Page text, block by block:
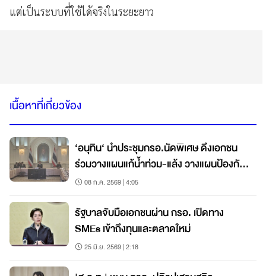
แต่เป็นระบบที่ใช้ได้จริงในระยะยาว
เนื้อหาที่เกี่ยวข้อง
‘อนุทิน‘ นำประชุมกรอ.นัดพิเศษ ดึงเอกชน
ร่วมวางแผนแก้น้ำท่วม-แล้ง วางแผนป้องกัน
อุทกภัยหาดใหญ่
08 ก.ค. 2569 | 4:05
รัฐบาลจับมือเอกชนผ่าน กรอ. เปิดทาง
SMEs เข้าถึงทุนและตลาดใหม่
25 มิ.ย. 2569 | 2:18